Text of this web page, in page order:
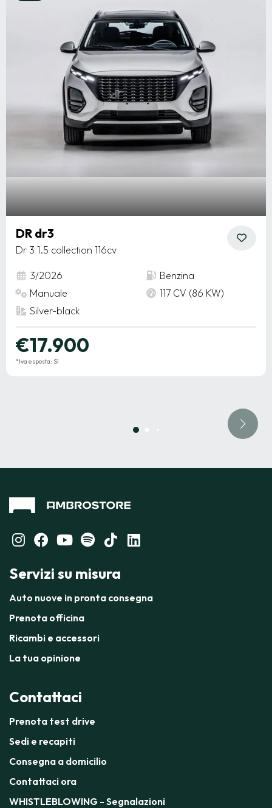
DR dr3
Dr 3 1.5 collection 116cv
3/2026
Benzina
Manuale
117 CV (86 KW)
Silver-black
€17.900
*Iva esposta: Sì
Servizi su misura
Auto nuove in pronta consegna
Prenota officina
Ricambi e accessori
La tua opinione
Contattaci
Prenota test drive
Sedi e recapiti
Consegna a domicilio
Contattaci ora
WHISTLEBLOWING - Segnalazioni